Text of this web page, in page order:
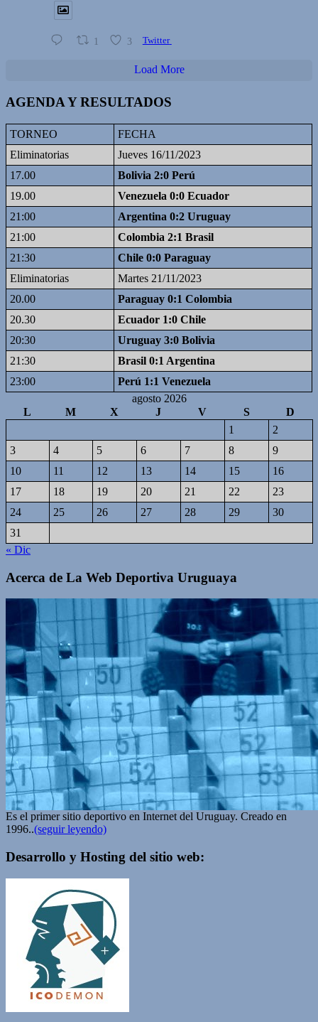
1 3 Twitter
Load More
AGENDA Y RESULTADOS
TORNEO
FECHA
Eliminatorias
Jueves 16/11/2023
17.00
Bolivia 2:0 Perú
19.00
Venezuela 0:0 Ecuador
21:00
Argentina 0:2 Uruguay
21:00
Colombia 2:1 Brasil
21:30
Chile 0:0 Paraguay
Eliminatorias
Martes 21/11/2023
20.00
Paraguay 0:1 Colombia
20.30
Ecuador 1:0 Chile
20:30
Uruguay 3:0 Bolivia
21:30
Brasil 0:1 Argentina
23:00
Perú 1:1 Venezuela
agosto 2026
L
M X J V S
D
1
2
3
4 5 6 7 8
9
10
11 12 13 14 15
16
17
18 19 20 21 22
23
24
25 26 27 28 29
30
31
« Dic
Acerca de La Web Deportiva Uruguaya
Es el primer sitio deportivo en Internet del Uruguay. Creado en
1996..(seguir leyendo)
Desarrollo y Hosting del sitio web: